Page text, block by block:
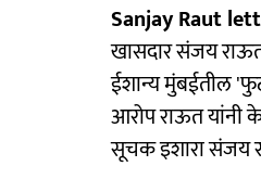
Sanjay Raut
खासदार संजय
ईशान्य मुंबईतील
आरोप राऊत यांनी
सूचक इशारा संजय